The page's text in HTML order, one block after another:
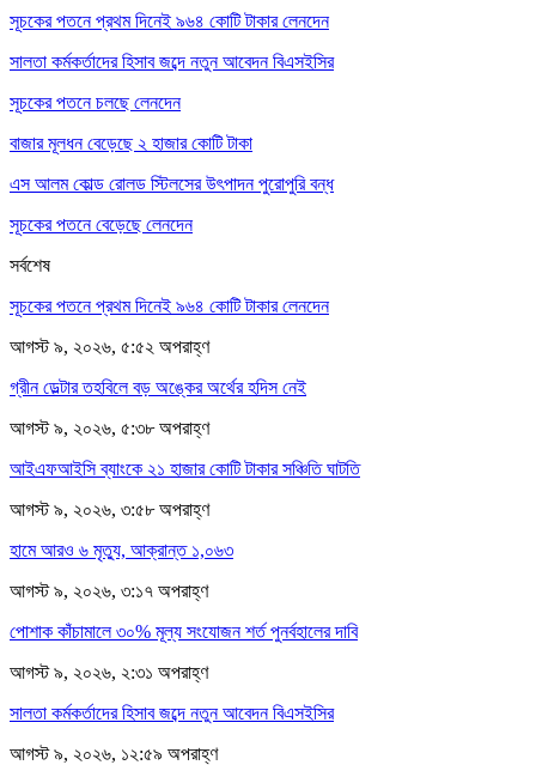
সূচকের পতনে প্রথম দিনেই ৯৬৪ কোটি টাকার লেনদেন
সালতা কর্মকর্তাদের হিসাব জব্দে নতুন আবেদন বিএসইসির
সূচকের পতনে চলছে লেনদেন
বাজার মূলধন বেড়েছে ২ হাজার কোটি টাকা
এস আলম কোল্ড রোলড স্টিলসের উৎপাদন পুরোপুরি বন্ধ
সূচকের পতনে বেড়েছে লেনদেন
সর্বশেষ
সূচকের পতনে প্রথম দিনেই ৯৬৪ কোটি টাকার লেনদেন
আগস্ট ৯, ২০২৬, ৫:৫২ অপরাহ্ণ
গ্রীন ডেল্টার তহবিলে বড় অঙ্কের অর্থের হদিস নেই
আগস্ট ৯, ২০২৬, ৫:৩৮ অপরাহ্ণ
আইএফআইসি ব্যাংকে ২১ হাজার কোটি টাকার সঞ্চিতি ঘাটতি
আগস্ট ৯, ২০২৬, ৩:৫৮ অপরাহ্ণ
হামে আরও ৬ মৃত্যু, আক্রান্ত ১,০৬৩
আগস্ট ৯, ২০২৬, ৩:১৭ অপরাহ্ণ
পোশাক কাঁচামালে ৩০% মূল্য সংযোজন শর্ত পুনর্বহালের দাবি
আগস্ট ৯, ২০২৬, ২:৩১ অপরাহ্ণ
সালতা কর্মকর্তাদের হিসাব জব্দে নতুন আবেদন বিএসইসির
আগস্ট ৯, ২০২৬, ১২:৫৯ অপরাহ্ণ